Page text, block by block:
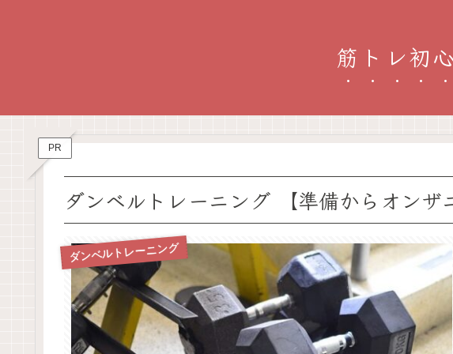
筋トレ初
PR
ダンベルトレーニング 【準備からオンザ
ダンベルトレーニング